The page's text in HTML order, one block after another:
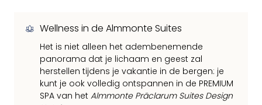
Wellness in de Almmonte Suites
Het is niet alleen het adembenemende
panorama dat je lichaam en geest zal
herstellen tijdens je vakantie in de bergen: je
kunt je ook volledig ontspannen in de PREMIUM
SPA van het Almmonte Präclarum Suites Design